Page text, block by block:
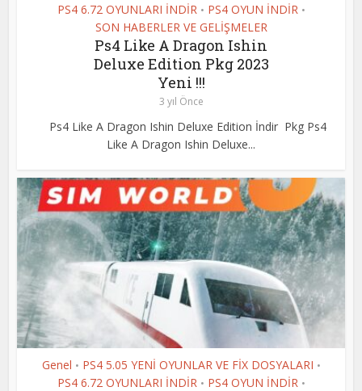
PS4 6.72 OYUNLARI İNDİR • PS4 OYUN İNDİR •
SON HABERLER VE GELİŞMELER
Ps4 Like A Dragon Ishin
Deluxe Edition Pkg 2023
Yeni !!!
3 yıl Önce
Ps4 Like A Dragon Ishin Deluxe Edition İndir Pkg Ps4
Like A Dragon Ishin Deluxe...
Genel • PS4 5.05 YENİ OYUNLAR VE FİX DOSYALARI •
PS4 6.72 OYUNLARI İNDİR • PS4 OYUN İNDİR •